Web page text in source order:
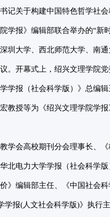
关于构建中国特色哲学社
学报》编辑部联合举办的“新
圳大学、西北师范大学、南
。开幕式上，绍兴文理学院
学报（社会科学版）》总编
教授等为《绍兴文理学院学
会高校期刊分会理事长、
北电力大学学报（社会科学
》编辑部主任、《中国社会
报(人文社会科学版)》执